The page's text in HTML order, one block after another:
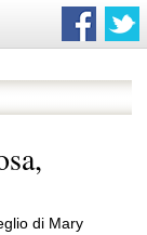
di Mary